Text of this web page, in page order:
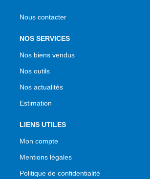
Nous contacter
NOS SERVICES
Nos biens vendus
Nos outils
Nos actualités
Estimation
LIENS UTILES
Mon compte
Mentions légales
Politique de confidentialité